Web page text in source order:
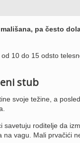
pa često
10 do 15 odsto
stub
svoje težine, a
savetuju roditelje da
na vagu. Mali prvačići